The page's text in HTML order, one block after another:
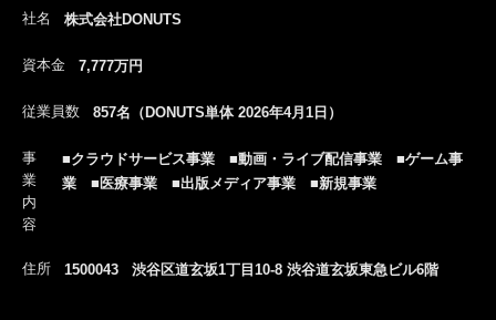
社名 株式会社DONUTS
資本金 7,777万円
従業員数 857名（DONUTS単体 2026年4月1日）
事
業
内
容
■クラウドサービス事業 ■動画・ライブ配信事業 ■ゲーム事
業 ■医療事業 ■出版メディア事業 ■新規事業
住所 1500043 渋谷区道玄坂1丁目10-8 渋谷道玄坂東急ビル6階